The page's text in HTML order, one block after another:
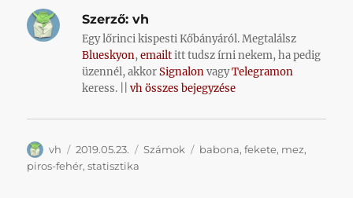
Szerző: vh
Egy lőrinci kispesti Kőbányáról. Megtalálsz
Blueskyon,emailtitt tudsz írni nekem, ha pedig
üzennél, akkorSignalonvagyTelegramon
keress. ||vh összes bejegyzése
Szerző
vh Közzétéve
2019.05.23. Kategória
Számok Címke
babona,fekete, mez,
piros-fehér,statisztika